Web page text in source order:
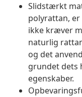
Slidstærkt
polyrattan,
ikke kræver
naturlig
og det
grundet dets
egenskaber.